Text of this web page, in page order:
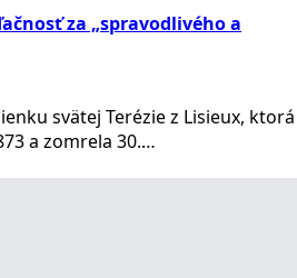
za „spravodlivého a
svätej Terézie z Lisieux, ktorá
a zomrela 30.…